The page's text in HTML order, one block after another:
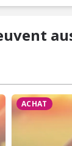
ACHAT